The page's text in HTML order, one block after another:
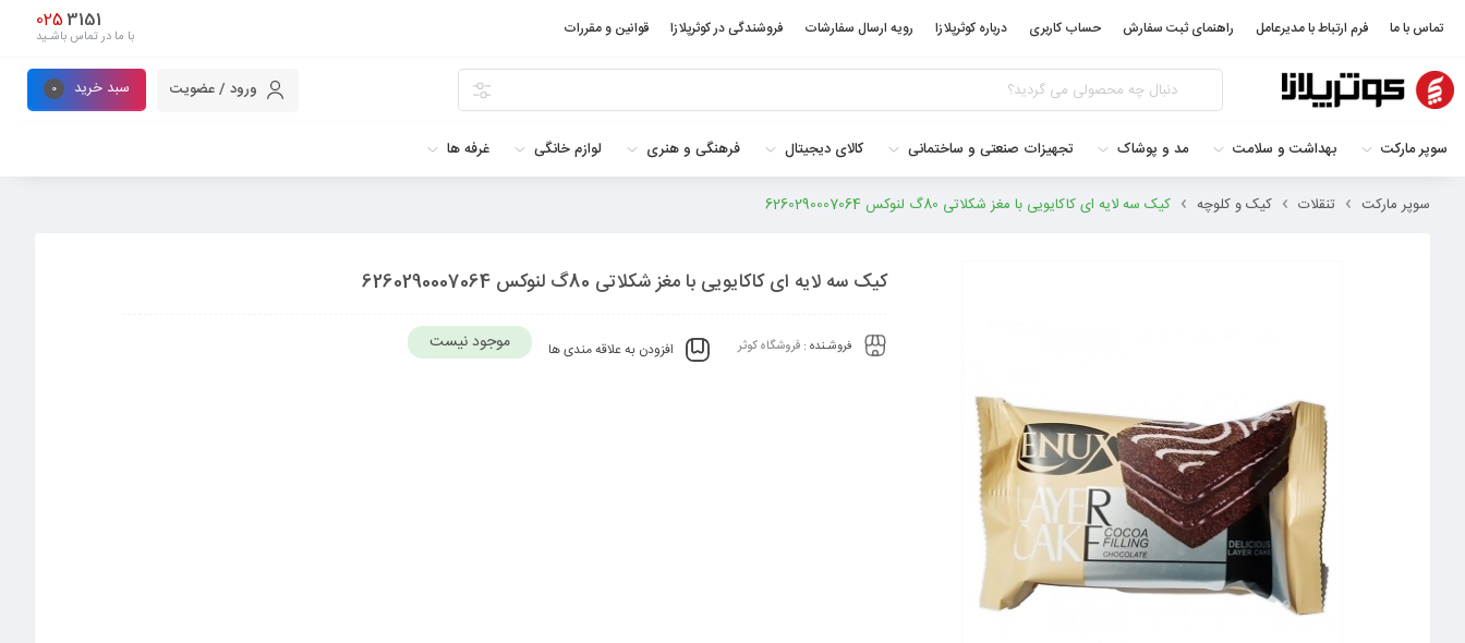
تماس با ما فرم ارتباط با مدیرعامل راهنمای ثبت سفارش حساب کاربری درباره کوثرپلازا رویه ارسال سفارشات فروشندگی در کوثرپلازا قوانین و مقررات 3151
025
با ما در تماس باشـید
ورود / عضویت سبد خرید 0
سوپر مارکت بهداشت و سلامت مد و پوشاک تجهیزات صنعتی و ساختمانی کالای دیجیتال فرهنگی و هنری لوازم خانگی غرفه ها
سوپر مارکت تنقلات کیک و کلوچه کیک سه لایه ای کاکایویی با مغز شکلاتی 80گ لنوکس 6260290007064
کیک سه لایه ای کاکایویی با مغز شکلاتی 80گ لنوکس 6260290007064
فروشـنده : فروشگاه کوثر افزودن به علاقه مندی ها موجود نیست